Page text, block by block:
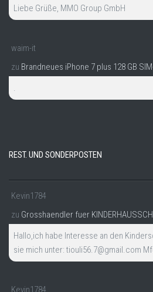
Liebe Grüße, MMO Group GmbH
waim-it
zu Brandneues iPhone 7 plus 128 GB
.
REST. UND SONDERPOSTEN
Kevin1784
zu Grosshaendler fuer
Hallo,ich habe Interesse an den
sie mich unter: tiouli56.7@gmail.com
Kevin1784